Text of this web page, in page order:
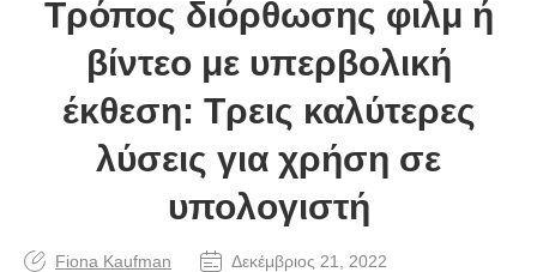
Τρόπος διόρθωσης φιλμ ή
βίντεο με υπερβολική
έκθεση: Τρεις καλύτερες
λύσεις για χρήση σε
υπολογιστή
Fiona Kaufman
Δεκέμβριος 21, 2022